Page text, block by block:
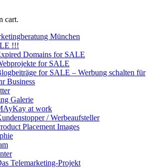
cart.
München
!!!
Domains for SALE
for SALE
for SALE – Werbung schalten für
Business
Galerie
at work
/ Werbeaufsteller
Placement Images
Telemarketing-Projekt